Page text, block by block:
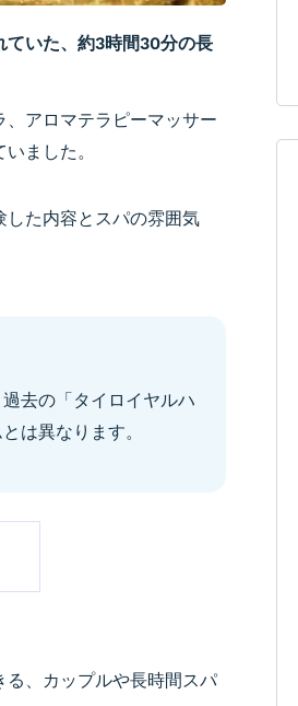
ていた、約3時間30分の長
アロマテラピーマッサー
ました。
た内容とスパの雰囲気
去の「タイロイヤルハ
は異なります。
、カップルや長時間スパ